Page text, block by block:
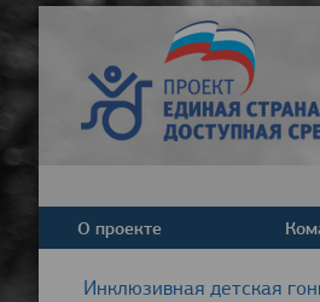
О проекте
Инклюзивная детская